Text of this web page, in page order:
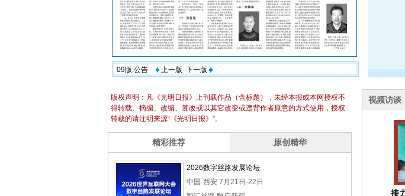
09版:公告 上一版 下一版